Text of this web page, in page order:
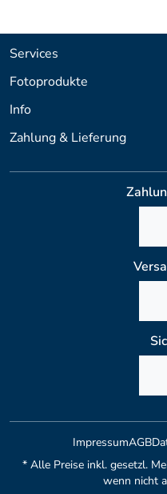
Services
Fotoprodukte
Info
Zahlung & Lieferung
ImpressumAGB
* Alle Preise inkl. gesetzl.
wenn nicht